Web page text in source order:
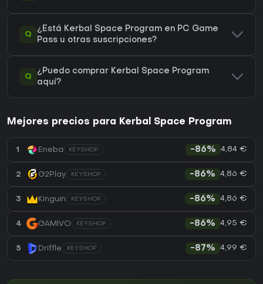
Q
¿Está Kerbal Space Program en PC Game
Pass u otras suscripciones?
Q
¿Puedo comprar Kerbal Space Program
aquí?
Mejores precios para Kerbal Space Program
1 Eneba KEYSHOP -86% 4,84 €
2 G2Play KEYSHOP -86% 4,86 €
3 Kinguin KEYSHOP -86% 4,86 €
4 GAMIVO KEYSHOP -86% 4,95 €
5 Driffle KEYSHOP -87% 4,99 €